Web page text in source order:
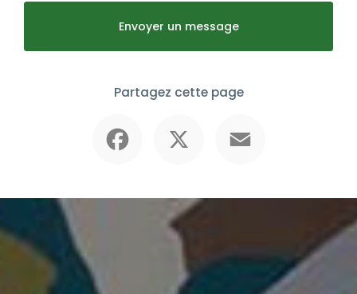
Envoyer un message
Partagez cette page